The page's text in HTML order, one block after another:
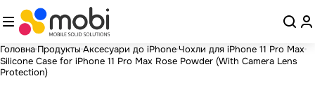
Головна Продукты Аксесуари до iPhoneЧохли для iPhone 11 Pro Max
Silicone Case for iPhone 11 Pro Max Rose Powder (With Camera Lens
Protection)